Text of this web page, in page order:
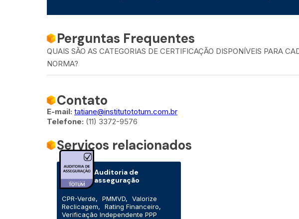
Perguntas Frequentes
QUAIS SÃO AS CATEGORIAS DE CERTIFICAÇÃO DISPONÍVEIS PARA
NORMA?
Contato
E-mail: tatiane@institutototum.com.br
Telefone: (11) 3372-9576
Serviços relacionados
Auditoria de
asseguração
CPR-Verde, PMMVD,
Valorize
Reclicagem,
Rating Financeiro,
Verificação Independente PPP